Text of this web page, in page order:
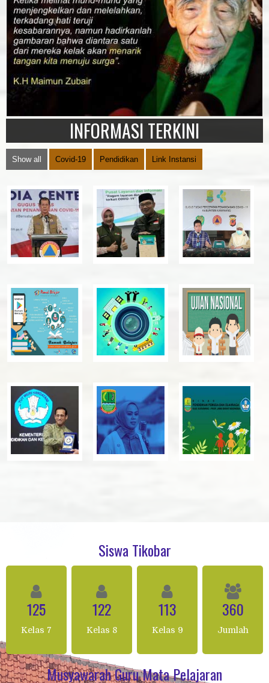
INFORMASI TERKINI
Show all Covid-19 Pendidikan Link Instansi
Siswa Tikobar
125
Kelas 7
122
Kelas 8
113
Kelas 9
360
Jumlah
Musyawarah Guru Mata Pelajaran